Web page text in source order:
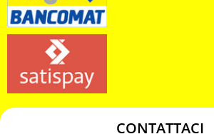
CONTATTACI